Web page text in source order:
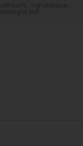
adhésifs , signaletique,
enseigne led